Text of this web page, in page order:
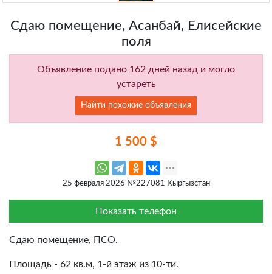
Сдаю помещение, Асанбай, Елисейские
поля
Объявление подано 162 дней назад и могло
устареть
Найти похожие объявления
1 500 $
25 февраля 2026 №227081 Кыргызстан
Показать телефон
Сдаю помещение, ПСО.
Площадь - 62 кв.м, 1-й этаж из 10-ти.